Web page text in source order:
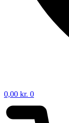
0,00 kr. 0